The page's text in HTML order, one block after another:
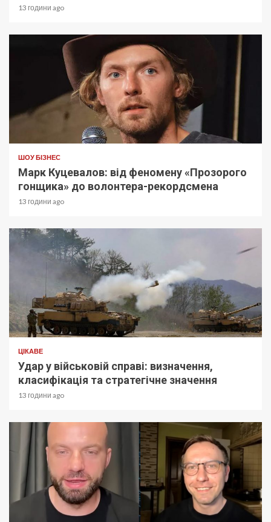
13 години ago
ШОУ БІЗНЕС
Марк Куцевалов: від феномену «Прозорого
гонщика» до волонтера-рекордсмена
13 години ago
ЦІКАВЕ
Удар у військовій справі: визначення,
класифікація та стратегічне значення
13 години ago